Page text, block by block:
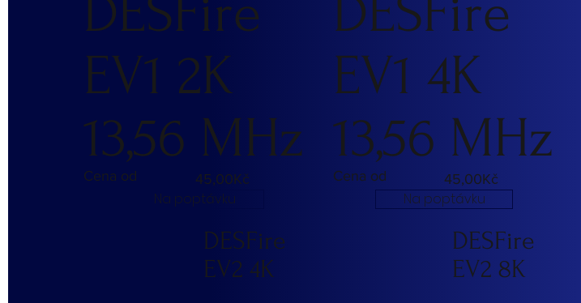
45,00Kč
Cena od
DESFire
EV1 2K
13,56 MHz
Na poptávku
45,00Kč
Cena od
DESFire
EV1 4K
13,56 MHz
Na poptávku
DESFire
EV2 4K
DESFire
EV2 8K